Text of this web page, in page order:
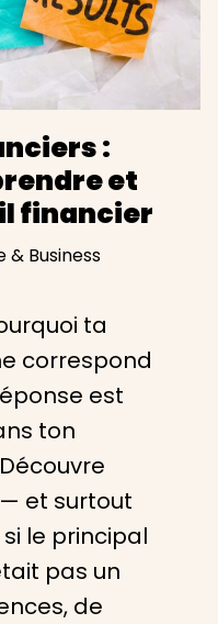
:
et
financier
& Business
ta
correspond
est
ton
et surtout
le principal
pas un
de